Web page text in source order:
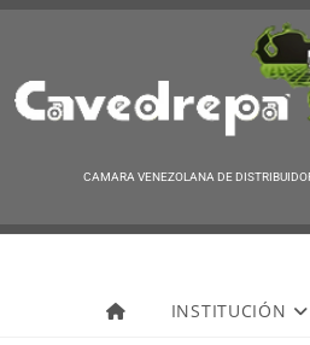
CAMARA VENEZOLANA DE
INSTITUCIÓN